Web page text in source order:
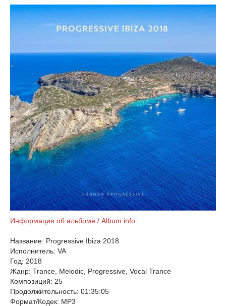
Информация об альбоме / Album info:
Название: Progressive Ibiza 2018
Исполнитель: VA
Год: 2018
Жанр: Trance, Melodic, Progressive, Vocal Trance
Композиций: 25
Продолжительность: 01:35:05
Формат/Кодек: MP3